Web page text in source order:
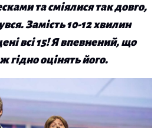
та сміялися так довго,
Замість 10-12 хвилин
всі 15! Я впевнений, що
гідно оцінять його.